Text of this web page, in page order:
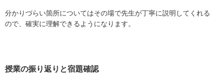
分かりづらい箇所についてはその場で先生が丁寧に説明してくれる
ので、確実に理解できるようになります。
授業の振り返りと宿題確認